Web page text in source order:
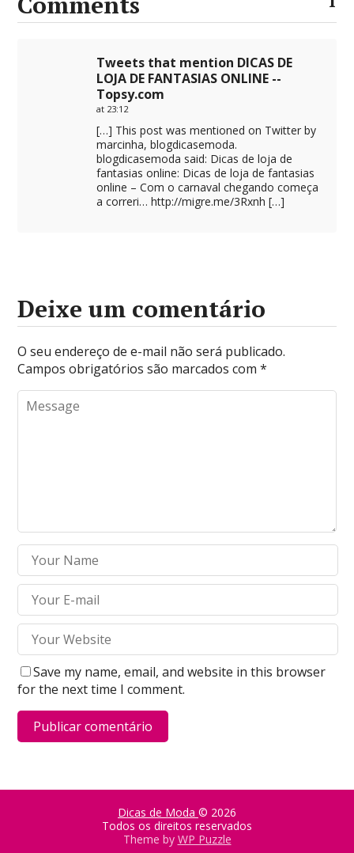
Tweets that mention DICAS DE
LOJA DE FANTASIAS ONLINE --
Topsy.com
at 23:12
[…] This post was mentioned on Twitter by
marcinha, blogdicasemoda.
blogdicasemoda said: Dicas de loja de
fantasias online: Dicas de loja de fantasias
online – Com o carnaval chegando começa
a correri…http://migre.me/3Rxnh […]
Deixe um comentário
O seu endereço de e-mail não será publicado.
Campos obrigatórios são marcados com*
Save my name, email, and website in this browser
for the next time I comment.
Dicas de Moda © 2026
Todos os direitos reservados
Theme by WP Puzzle